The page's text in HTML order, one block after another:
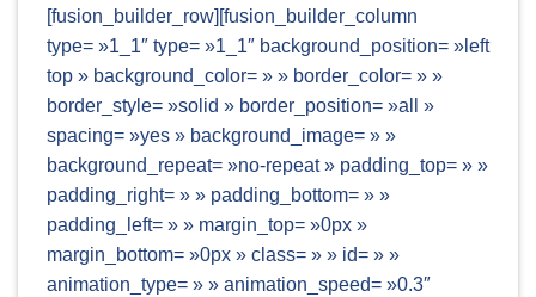
[fusion_builder_row][fusion_builder_column
type= »1_1″ type= »1_1″ background_position= »left
top » background_color= » » border_color= » »
border_style= »solid » border_position= »all »
spacing= »yes » background_image= » »
background_repeat= »no-repeat » padding_top= » »
padding_right= » » padding_bottom= » »
padding_left= » » margin_top= »0px »
margin_bottom= »0px » class= » » id= » »
animation_type= » » animation_speed= »0.3″